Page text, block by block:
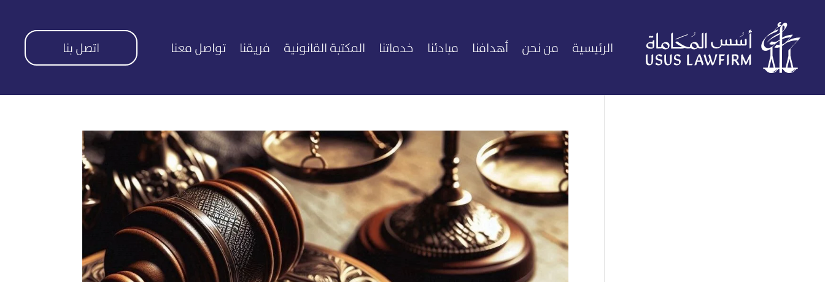
الرئيسية من نحن أهدافنا مبادئنا خدماتنا المكتبة القانونية فريقنا تواصل معنا اتصل بنا